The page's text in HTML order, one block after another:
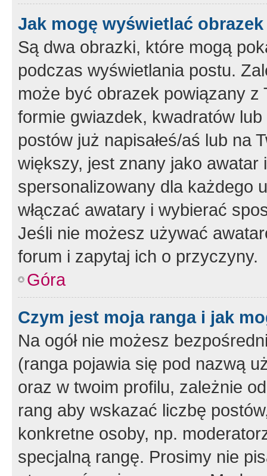
Jak mogę wyświetlać
Są dwa obrazki, które mogą
podczas wyświetlania postu.
może być obrazek powiązany z
formie gwiazdek, kwadratów
postów już napisałeś/aś lub na
większy, jest znany jako
spersonalizowany dla każdego
włączać awatary i wybierać
Jeśli nie możesz używać
forum i zapytaj ich o przyczyny.
Góra
Czym jest moja ranga i jak
Na ogół nie możesz
(ranga pojawia się pod nazwą
oraz w twoim profilu, zależnie
rang aby wskazać liczbę
konkretne osoby, np.
specjalną rangę. Prosimy nie